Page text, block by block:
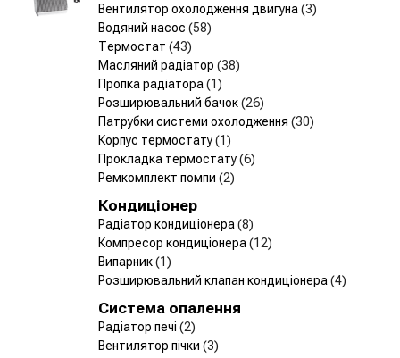
Вентилятор охолодження двигуна (3)
Водяний насос (58)
Термостат (43)
Масляний радіатор (38)
Пропка радіатора (1)
Розширювальний бачок(26)
Патрубки системи охолодження (30)
Корпус термостату(1)
Прокладка термостату(6)
Ремкомплект помпи (2)
Кондиціонер
Радіатор кондиціонера (8)
Компресор кондиціонера (12)
Випарник(1)
Розширювальний клапан кондиціонера (4)
Система опалення
Радіатор печі (2)
Вентилятор пічки (3)